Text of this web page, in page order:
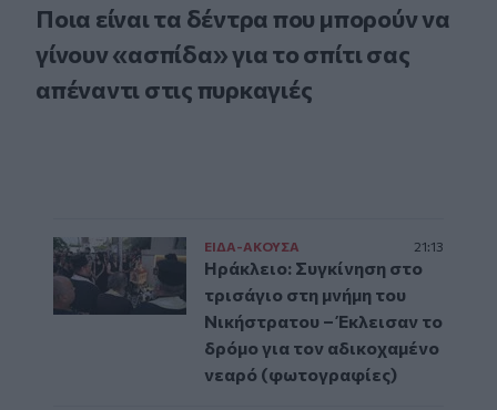
Ποια είναι τα δέντρα που μπορούν να
γίνουν «ασπίδα» για το σπίτι σας
απέναντι στις πυρκαγιές
ΕΙΔΑ-ΑΚΟΥΣΑ 21:13
Ηράκλειο: Συγκίνηση στο
τρισάγιο στη μνήμη του
Νικήστρατου – Έκλεισαν το
δρόμο για τον αδικοχαμένο
νεαρό (φωτογραφίες)